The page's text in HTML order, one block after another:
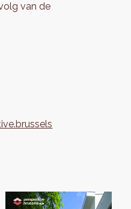
van de